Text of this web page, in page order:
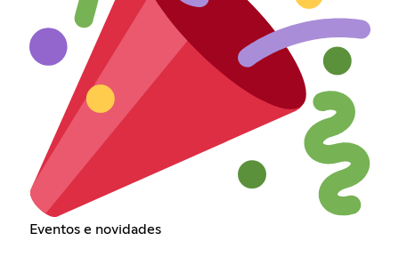
Eventos e novidades